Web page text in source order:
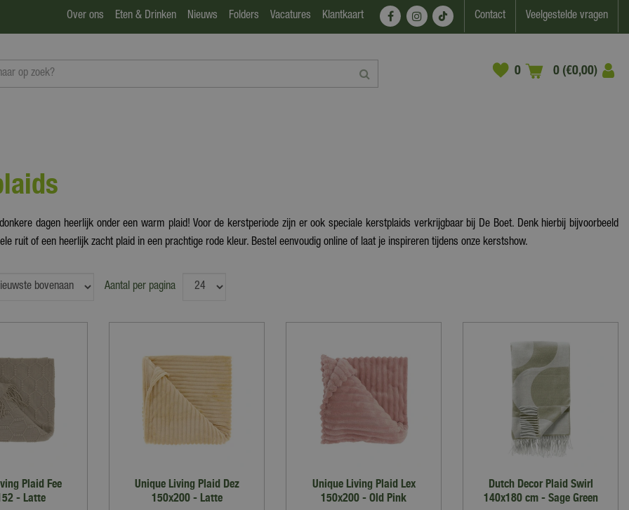
Over ons Eten & Drinken Nieuws Folders Vacatures Klantkaart Contact Veelgestelde vragen
0 (€0,00)
dagen heerlijk onder een warm plaid! Voor de kerstperiode zijn er ook speciale kerstplaids verkrijgbaar bij De Boet. Denk hierbij bijvoorbeeld
ruit of een heerlijk zacht plaid in een prachtige rode kleur. Bestel eenvoudig online of laat je inspireren tijdens onze kerstshow.
Aantal per pagina
Plaid Fee
- Latte
Unique Living Plaid Dez
150x200 - Latte
Unique Living Plaid Lex
150x200 - Old Pink
Dutch Decor Plaid Swirl
140x180 cm - Sage Green